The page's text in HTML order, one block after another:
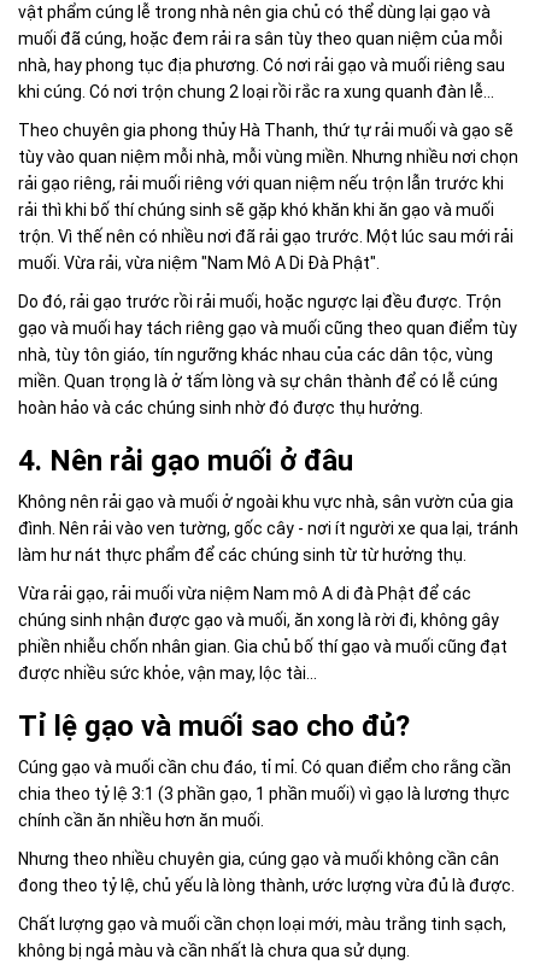
vật phẩm cúng lễ trong nhà nên gia chủ có thể dùng lại gạo và
muối đã cúng, hoặc đem rải ra sân tùy theo quan niệm của mỗi
nhà, hay phong tục địa phương. Có nơi rải gạo và muối riêng sau
khi cúng. Có nơi trộn chung 2 loại rồi rắc ra xung quanh đàn lễ...
Theo chuyên gia phong thủy Hà Thanh, thứ tự rải muối và gạo sẽ
tùy vào quan niệm mỗi nhà, mỗi vùng miền. Nhưng nhiều nơi chọn
rải gạo riêng, rải muối riêng với quan niệm nếu trộn lẫn trước khi
rải thì khi bố thí chúng sinh sẽ gặp khó khăn khi ăn gạo và muối
trộn. Vì thế nên có nhiều nơi đã rải gạo trước. Một lúc sau mới rải
muối. Vừa rải, vừa niệm "Nam Mô A Di Đà Phật".
Do đó, rải gạo trước rồi rải muối, hoặc ngược lại đều được. Trộn
gạo và muối hay tách riêng gạo và muối cũng theo quan điểm tùy
nhà, tùy tôn giáo, tín ngưỡng khác nhau của các dân tộc, vùng
miền. Quan trọng là ở tấm lòng và sự chân thành để có lễ cúng
hoàn hảo và các chúng sinh nhờ đó được thụ hưởng.
4. Nên rải gạo muối ở đâu
Không nên rải gạo và muối ở ngoài khu vực nhà, sân vườn của gia
đình. Nên rải vào ven tường, gốc cây - nơi ít người xe qua lại, tránh
làm hư nát thực phẩm để các chúng sinh từ từ hưởng thụ.
Vừa rải gạo, rải muối vừa niệm Nam mô A di đà Phật để các
chúng sinh nhận được gạo và muối, ăn xong là rời đi, không gây
phiền nhiễu chốn nhân gian. Gia chủ bố thí gạo và muối cũng đạt
được nhiều sức khỏe, vận may, lộc tài...
Tỉ lệ gạo và muối sao cho đủ?
Cúng gạo và muối cần chu đáo, tỉ mỉ. Có quan điểm cho rằng cần
chia theo tỷ lệ 3:1 (3 phần gạo, 1 phần muối) vì gạo là lương thực
chính cần ăn nhiều hơn ăn muối.
Nhưng theo nhiều chuyên gia, cúng gạo và muối không cần cân
đong theo tỷ lệ, chủ yếu là lòng thành, ước lượng vừa đủ là được.
Chất lượng gạo và muối cần chọn loại mới, màu trắng tinh sạch,
không bị ngả màu và cần nhất là chưa qua sử dụng.